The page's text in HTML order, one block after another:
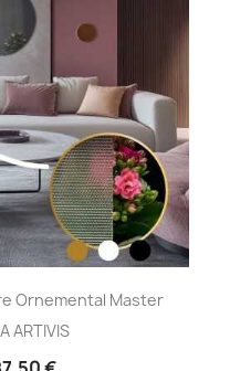
Ornemental Master
ARTIVIS